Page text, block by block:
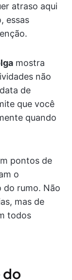
atraso aqui
essas
mostra
não
de
que você
quando
pontos de
o
do rumo. Não
mas de
todos
do